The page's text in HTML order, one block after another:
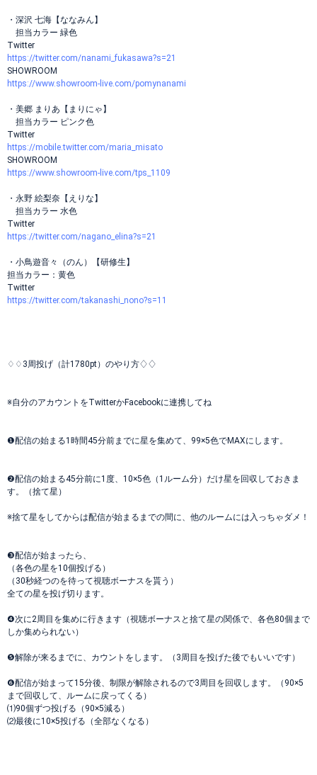
・深沢 七海【ななみん】
担当カラー 緑色
Twitter
https://twitter.com/nanami_fukasawa?s=21
SHOWROOM
https://www.showroom-live.com/pomynanami
・美郷 まりあ【まりにゃ】
担当カラー ピンク色
Twitter
https://mobile.twitter.com/maria_misato
SHOWROOM
https://www.showroom-live.com/tps_1109
・永野 絵梨奈【えりな】
担当カラー 水色
Twitter
https://twitter.com/nagano_elina?s=21
・小鳥遊音々（のん）【研修生】
担当カラー：黄色
Twitter
https://twitter.com/takanashi_nono?s=11
♢♢3周投げ（計1780pt）のやり方♢♢
※自分のアカウントをTwitterかFacebookに連携してね
❶配信の始まる1時間45分前までに星を集めて、99×5色でMAXにします。
❷配信の始まる45分前に1度、10×5色（1ルーム分）だけ星を回収しておきま
す。（捨て星）
※捨て星をしてからは配信が始まるまでの間に、他のルームには入っちゃダメ！
❸配信が始まったら、
（各色の星を10個投げる）
（30秒経つのを待って視聴ボーナスを貰う）
全ての星を投げ切ります。
❹次に2周目を集めに行きます（視聴ボーナスと捨て星の関係で、各色80個まで
しか集められない）
❺解除が来るまでに、カウントをします。（3周目を投げた後でもいいです）
❻配信が始まって15分後、制限が解除されるので3周目を回収します。（90×5
まで回収して、ルームに戻ってくる）
⑴90個ずつ投げる（90×5減る）
⑵最後に10×5投げる（全部なくなる）